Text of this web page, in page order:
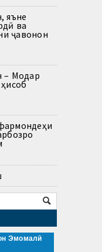
яъне
ва
ҷавонон
– Модар
Эмомалӣ